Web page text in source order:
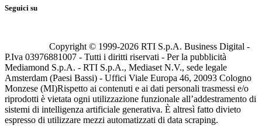
Seguici su
Copyright © 1999-2026 RTI S.p.A. Business Digital -
P.Iva 03976881007 - Tutti i diritti riservati - Per la pubblicità
Mediamond S.p.A. - RTI S.p.A., Mediaset N.V., sede legale
Amsterdam (Paesi Bassi) - Uffici Viale Europa 46, 20093 Cologno
Monzese (MI)Rispetto ai contenuti e ai dati personali trasmessi e/o
riprodotti è vietata ogni utilizzazione funzionale all’addestramento di
sistemi di intelligenza artificiale generativa. È altresì fatto divieto
espresso di utilizzare mezzi automatizzati di data scraping.